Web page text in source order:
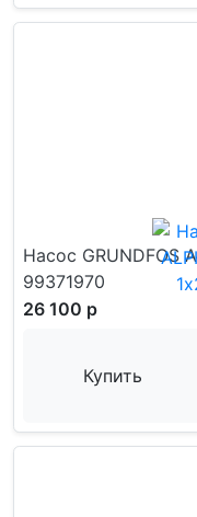
Насос GRUNDFOS
99371970
26 100 р
Купить